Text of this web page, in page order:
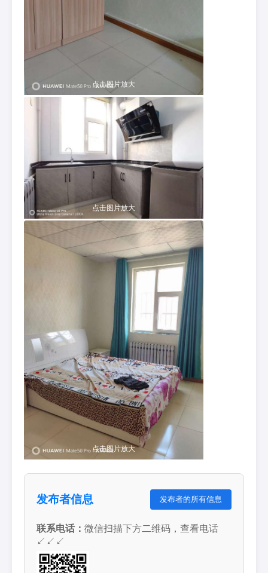
点击图片放大
点击图片放大
点击图片放大
发布者信息 发布者的所有信息
联系电话： 微信扫描下方二维码，查看电话
↙↙↙